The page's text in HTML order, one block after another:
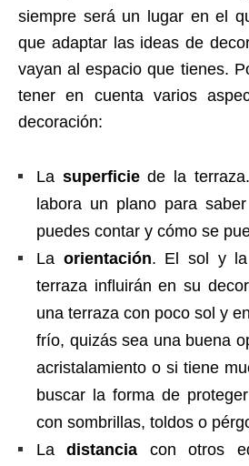
siempre será un lugar en el
que adaptar las ideas de
vayan al espacio que tienes.
tener en cuenta varios
decoración:
La superficiede la
labora un plano para
puedes contar y cómo se
La orientación. El sol y
terraza influirán en su
una terraza con poco sol y
frío, quizás sea una buena
acristalamiento o si tiene
buscar la forma de
con sombrillas, toldos o
Ladistancia con otros